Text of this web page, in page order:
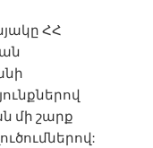
ՀՀ
մի շարք